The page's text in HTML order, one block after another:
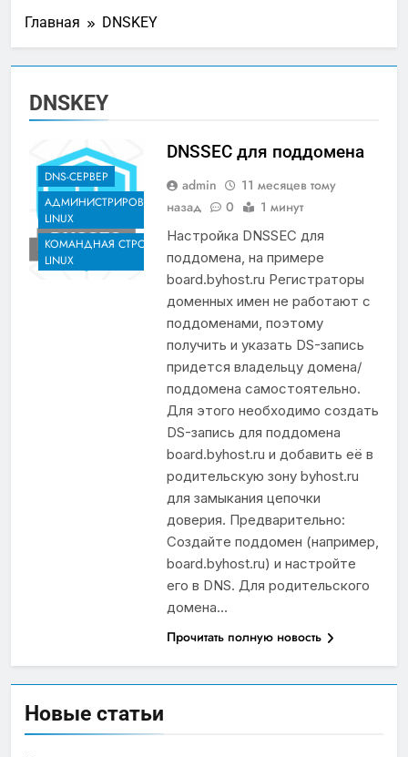
Главная DNSKEY
DNSKEY
DNS-СЕРВЕР
АДМИНИСТРИРОВАНИЕ
LINUX
КОМАНДНАЯ СТРОКА
LINUX
DNSSEC для поддомена
admin
11 месяцев тому
назад
0 1 минут
Настройка DNSSEC для
поддомена, на примере
board.byhost.ru Регистраторы
доменных имен не работают с
поддоменами, поэтому
получить и указать DS-запись
придется владельцу домена/
поддомена самостоятельно.
Для этого необходимо создать
DS-запись для поддомена
board.byhost.ru и добавить её в
родительскую зону byhost.ru
для замыкания цепочки
доверия. Предварительно:
Создайте поддомен (например,
board.byhost.ru) и настройте
его в DNS. Для родительского
домена…
Прочитать полную новость
Новые статьи